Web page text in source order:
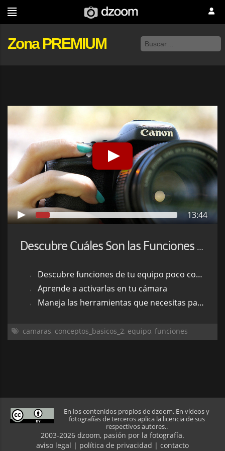
Zona PREMIUM
13:44
Descubre Cuáles Son las Funciones Menospreciadas de Tu Cámara
Descubre funciones de tu equipo poco conocidas pero muy útiles
Aprende a activarlas en tu cámara
Maneja las herramientas que necesitas para lograr la toma que deseas
camaras, conceptos_basicos_2, equipo, funciones
En los contenidos propios de dzoom. En vídeos y
fotografías de terceros aplica la licencia de sus
respectivos autores..
2003-2026 dzoom, pasión por la fotografía.
aviso legal | política de privacidad | contacto